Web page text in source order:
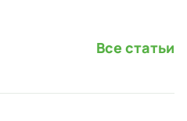
Все статьи